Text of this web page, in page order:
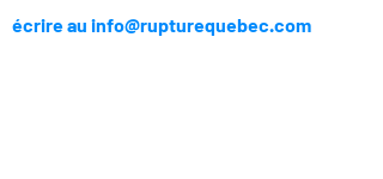
écrire au info@rupturequebec.com